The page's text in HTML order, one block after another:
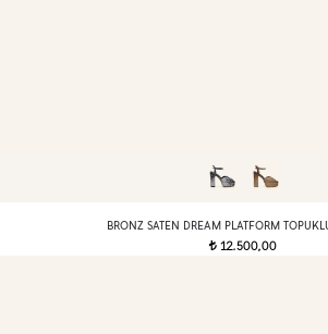
BRONZ SATEN DREAM PLATFORM
t 12.500,00